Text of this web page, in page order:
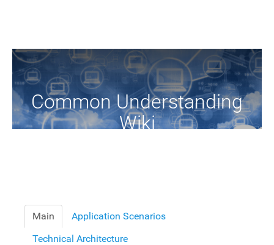
Common Understanding
Wiki
Main
Application Scenarios
Technical Architecture